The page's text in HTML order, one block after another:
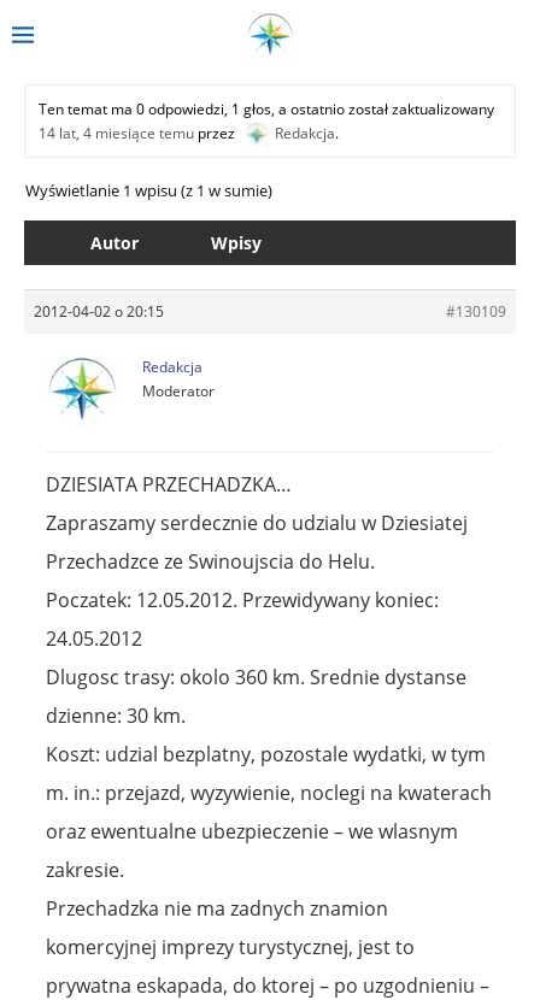
Ten temat ma 0 odpowiedzi, 1 głos, a ostatnio został zaktualizowany
14 lat, 4 miesiące temu przez Redakcja.
Wyświetlanie 1 wpisu (z 1 w sumie)
Autor Wpisy
2012-04-02 o 20:15 #130109
Redakcja
Moderator
DZIESIATA PRZECHADZKA…
Zapraszamy serdecznie do udzialu w Dziesiatej
Przechadzce ze Swinoujscia do Helu.
Poczatek: 12.05.2012. Przewidywany koniec:
24.05.2012
Dlugosc trasy: okolo 360 km. Srednie dystanse
dzienne: 30 km.
Koszt: udzial bezplatny, pozostale wydatki, w tym
m. in.: przejazd, wyzywienie, noclegi na kwaterach
oraz ewentualne ubezpieczenie – we wlasnym
zakresie.
Przechadzka nie ma zadnych znamion
komercyjnej imprezy turystycznej, jest to
prywatna eskapada, do ktorej – po uzgodnieniu –